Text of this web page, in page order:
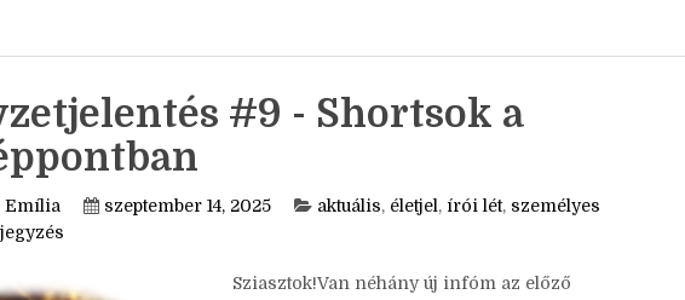
#9 - Shortsok a
Emília szeptember 14, 2025 aktuális,életjel ,írói lét ,személyes